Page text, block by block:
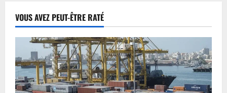
VOUS AVEZ PEUT-ÊTRE RATÉ